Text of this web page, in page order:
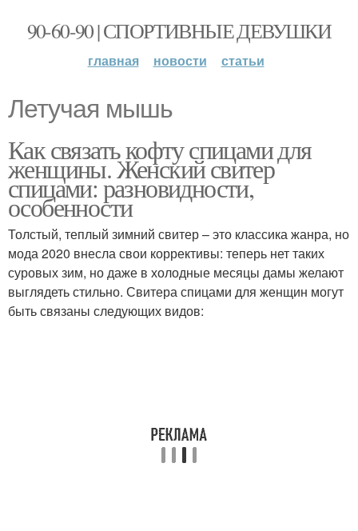
90-60-90 | СПОРТИВНЫЕ ДЕВУШКИ
главная новости статьи
Летучая мышь
Как связать кофту спицами для
женщины. Женский свитер
спицами: разновидности,
особенности
Толстый, теплый зимний свитер – это классика жанра, но
мода 2020 внесла свои коррективы: теперь нет таких
суровых зим, но даже в холодные месяцы дамы желают
выглядеть стильно. Свитера спицами для женщин могут
быть связаны следующих видов: